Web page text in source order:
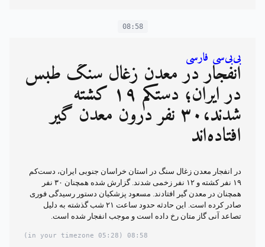
08:58
بی‌بی‌سی فارسی
انفجار در معدن زغال سنگ طبس
در ایران؛ دستکم ۱۹ کشته‌
شدند،۳۰ نفر درون معدن گیر
افتاده‌اند
در انفجار معدن زغال سنگ در استان خراسان جنوبی ایران، دست‌کم
۱۹ نفر کشته و ۱۲ نفر زخمی شدند. گزارش شده همچنان ۳۰ نفر
همچنان در معدن گیر افتادند. مسعود پزشکیان دستور رسیدگی فوری
صادر کرده است. این حادثه حدود ساعت ۲۱ شب گذشته به دلیل
تصاعد آنی گاز متان رخ داده است و موجب انفجار شده‌ است.
08:58
(05:28 in your timezone)